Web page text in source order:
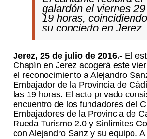
galardón el viernes
19 horas,
su concierto en Jerez
Jerez, 25 de julio de 2016.- El
Chapín en Jerez acogerá este
el reconocimiento a Alejandro
Embajador de la Provincia de
las 19 horas. El acto privado
encuentro de los fundadores del
Embajadores de la Provincia de
Rueda Turismo 2.0 y Sinlímites
con Alejandro Sanz y su equipo.